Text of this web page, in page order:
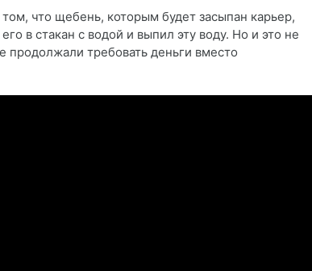
что щебень, которым будет засыпан карьер,
в стакан с водой и выпил эту воду. Но и это не
требовать деньги вместо